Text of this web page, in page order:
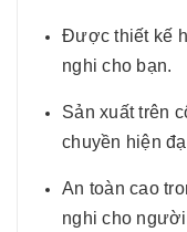
Được thiết kế
nghi cho bạn.
Sản xuất trên
chuyền hiện
An toàn cao
nghi cho